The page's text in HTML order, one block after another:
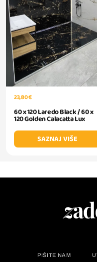
23,80 €
60 x 120 Laredo Black / 60 x
120 Golden Calacatta Lux
SAZNAJ VIŠE
PIŠITE NAM